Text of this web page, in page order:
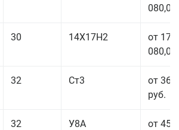
080,00
30 14Х17Н2
от 177
080,00
32 Ст3
от 36
руб.
32 У8А
от 45